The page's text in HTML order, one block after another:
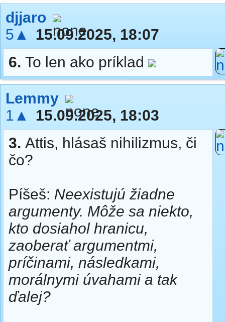
djjaro
5▲
15.09.2025, 18:07
6. To len ako príklad
Lemmy
1▲
15.09.2025, 18:03
3. Attis, hlásaš nihilizmus, či
čo?
Píšeš: Neexistujú žiadne
argumenty. Môže sa niekto,
kto dosiahol hranicu,
zaoberať argumentmi,
príčinami, následkami,
morálnymi úvahami a tak
ďalej?